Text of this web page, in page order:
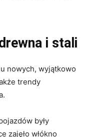
i stali